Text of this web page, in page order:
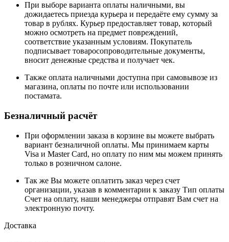
При выборе варианта оплаты наличными, вы
дожидаетесь приезда курьера и передаёте ему сумму за
товар в рублях. Курьер предоставляет товар, который
можно осмотреть на предмет повреждений,
соответствие указанным условиям. Покупатель
подписывает товаросопроводительные документы,
вносит денежные средства и получает чек.
Также оплата наличными доступна при самовывозе из
магазина, оплаты по почте или использовании
постамата.
Безналичный расчёт
При оформлении заказа в корзине вы можете выбрать
вариант безналичной оплаты. Мы принимаем карты
Visa и Master Card, но оплату по ним мы можем принять
только в розничном салоне.
Так же Вы можете оплатить заказ через счет
организации, указав в комментарии к заказу Тип оплаты
Счет на оплату, наши менеджеры отправят Вам счет на
электронную почту.
Доставка